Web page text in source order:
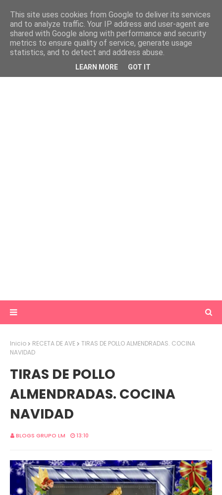
Inicio RECETA DE AVE
TIRAS DE POLLO ALMENDRADAS. COCINA
NAVIDAD
TIRAS DE POLLO
ALMENDRADAS. COCINA
NAVIDAD
BLOGS GRUPO LM 13:10
This site uses cookies from Google to deliver its services
and to analyze traffic. Your IP address and user-agent are
shared with Google along with performance and security
metrics to ensure quality of service, generate usage
statistics, and to detect and address abuse.
LEARN MORE GOT IT